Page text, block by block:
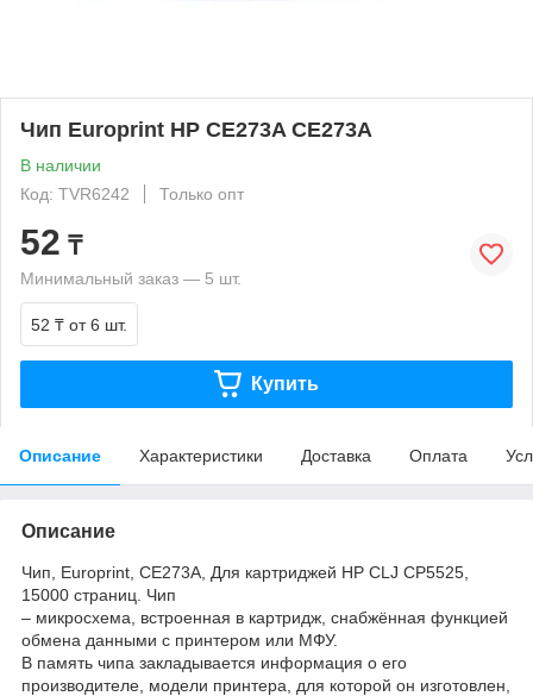
Чип Europrint HP CE273A CE273A
В наличии
Код: TVR6242
Только опт
52 ₸
Минимальный заказ — 5 шт.
52 ₸ от 6 шт.
Купить
Описание Характеристики Доставка Оплата
Описание
Чип, Europrint, CE273A, Для картриджей HP CLJ CP5525,
15000 страниц. Чип
– микросхема, встроенная в картридж, снабжённая функцией
обмена данными с принтером или МФУ.
В память чипа закладывается информация о его
производителе, модели принтера, для которой он изготовлен,